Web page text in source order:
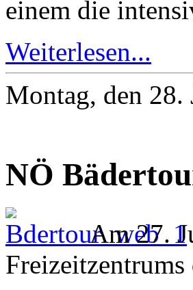
einem die
Weiterlesen...
Montag, den
NÖ
Am 27.